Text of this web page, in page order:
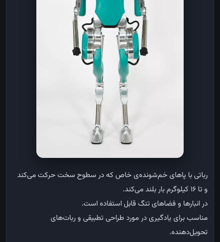
رباتیبا پاهایخم‌شونده‌یخاصکهدر سطوح سختحرکتمی‌کند
وتا ۱۶ کیلوگرمبار بلندمی‌کند.
در انبارها و فضاهایتنگ قابلاستفادهاست.
مناسببرای یادگیریدر مورد طراحی تطبیقی وربات‌های
تحویل‌دهنده.